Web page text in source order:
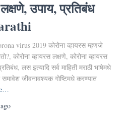
उपाय, प्रतिबंध
virus 2019 कोरोना व्हायरस म्हणजे
कोरोना व्हायरस लक्षणे, कोरोना व्हायरस
लस इत्यादि सर्व माहिती मराठी भाषेमधे
जीवनावश्यक गोष्टिमधे करण्यात
ago